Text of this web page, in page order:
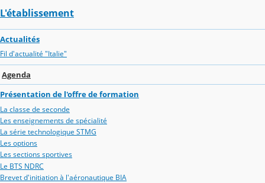
L'établissement
Actualités
Fil d'actualité "Italie"
Agenda
Présentation de l'offre de formation
La classe de seconde
Les enseignements de spécialité
La série technologique STMG
Les options
Les sections sportives
Le BTS NDRC
Brevet d'initiation à l'aéronautique BIA